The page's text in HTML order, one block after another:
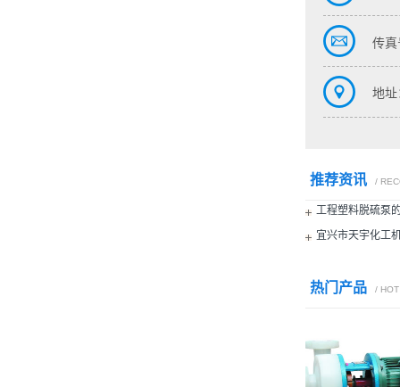
传真
地址
推荐资讯 /
工程塑料脱硫泵
宜兴市天宇化工
热门产品 /